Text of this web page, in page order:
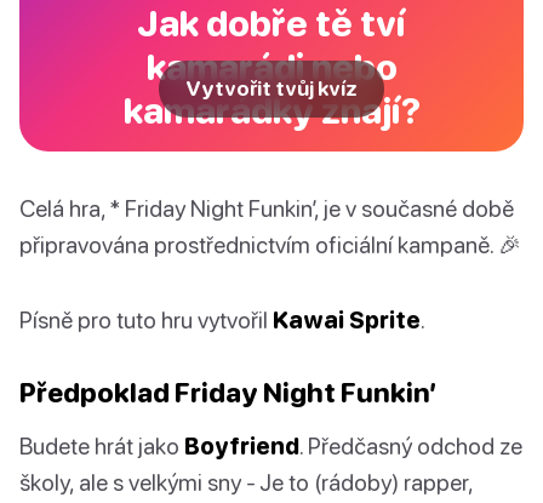
Jak dobře tě tví
kamarádi nebo
kamarádky znají?
Vytvořit tvůj kvíz
Celá hra, * Friday Night Funkin’, je v současné době
připravována prostřednictvím oficiální kampaně. 🎉
Písně pro tuto hru vytvořil Kawai Sprite.
Předpoklad Friday Night Funkin’
Budete hrát jako Boyfriend. Předčasný odchod ze
školy, ale s velkými sny - Je to (rádoby) rapper,